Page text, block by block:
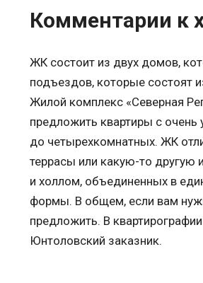
Комментарии к
ЖК состоит из двух домов,
подъездов, которые состоят
Жилой комплекс «Северная
предложить квартиры с
до четырехкомнатных. ЖК
террасы или какую-то другую
и холлом, объединенных в
формы. В общем, если вам
предложить. В
Юнтоловский заказник.